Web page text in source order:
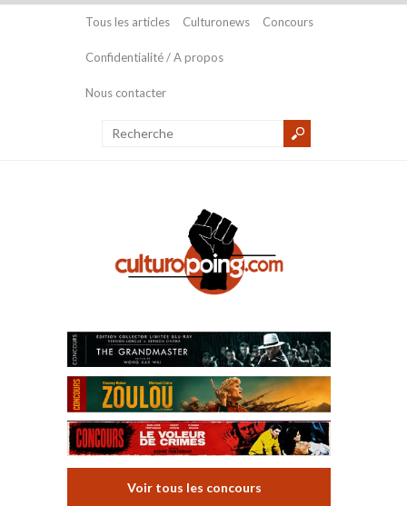
Tous les articles Culturonews Concours
Confidentialité / A propos
Nous contacter
Voir tous les concours